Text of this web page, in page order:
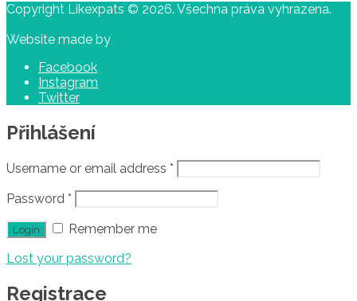
Copyright Likexpats © 2026. Všechna práva vyhrazena.
Website made by
Facebook
Instagram
Twitter
Přihlášení
Username or email address *
Password *
Remember me
Lost your password?
Registrace